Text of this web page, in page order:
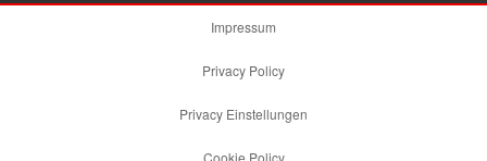
Impressum
Privacy Policy
Privacy Einstellungen
Cookie Policy